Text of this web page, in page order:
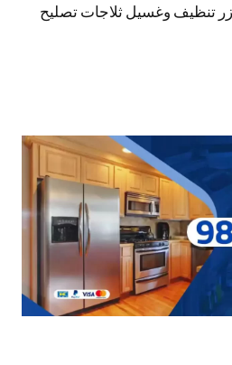
تنظيف وغسيل ثلاجات تصليح